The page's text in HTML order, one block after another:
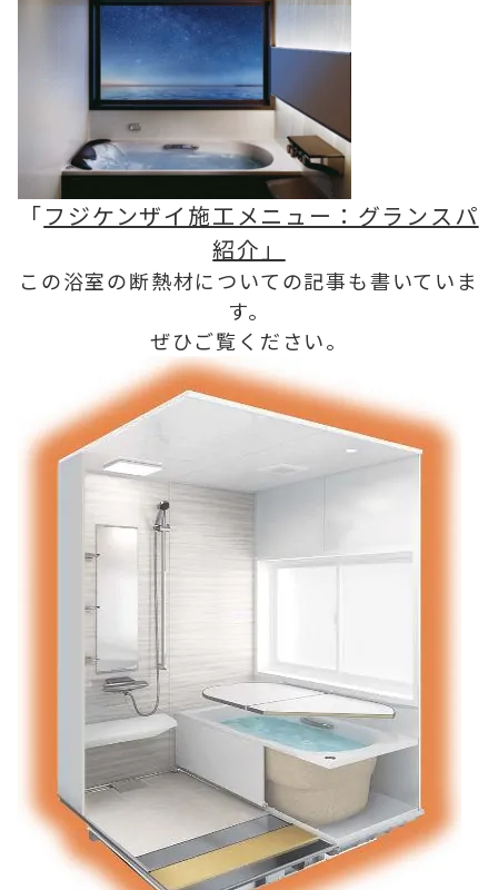
「フジケンザイ施工メニュー：グランスパ
紹介」
この浴室の断熱材についての記事も書いていま
す。
ぜひご覧ください。